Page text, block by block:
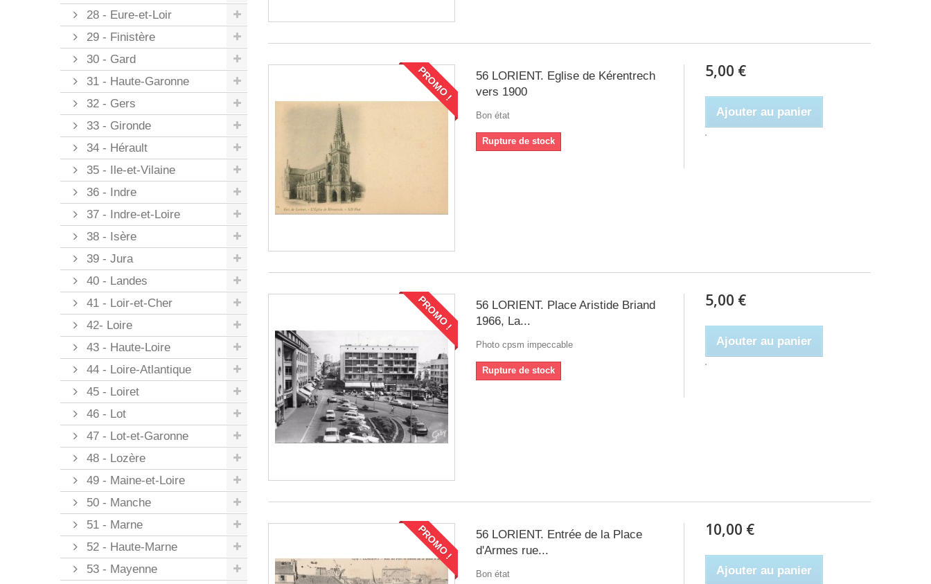
28 - Eure-et-Loir
29 - Finistère
30 - Gard
31 - Haute-Garonne
32 - Gers
33 - Gironde
34 - Hérault
35 - Ile-et-Vilaine
36 - Indre
37 - Indre-et-Loire
38 - Isère
39 - Jura
40 - Landes
41 - Loir-et-Cher
42- Loire
43 - Haute-Loire
44 - Loire-Atlantique
45 - Loiret
46 - Lot
47 - Lot-et-Garonne
48 - Lozère
49 - Maine-et-Loire
50 - Manche
51 - Marne
52 - Haute-Marne
53 - Mayenne
PROMO !
56 LORIENT. Eglise de Kérentrech
vers 1900
Bon état
Rupture de stock
5,00 €
Ajouter au panier
PROMO !
56 LORIENT. Place Aristide Briand
1966, La...
Photo cpsm impeccable
Rupture de stock
5,00 €
Ajouter au panier
PROMO !
56 LORIENT. Entrée de la Place
d'Armes rue...
Bon état
10,00 €
Ajouter au panier